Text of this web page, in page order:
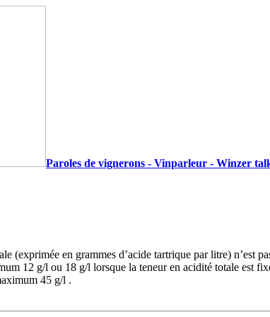
Paroles de vignerons - Vinparleur - Winzer
en grammes d’acide tartrique par litre) n’est
12 g/l ou 18 g/l lorsque la teneur en acidité totale est
45 g/l .